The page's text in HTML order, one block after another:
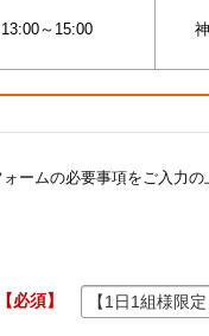
13:00～15:00